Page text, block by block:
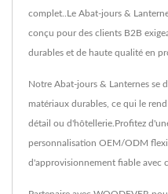
complet..Le Abat-jours &
conçu pour des clients B2B
durables et de haute qualité en
Notre Abat-jours & Lanternes se
matériaux durables, ce qui le
détail ou d'hôtellerie.Profitez
personnalisation OEM/ODM
d'approvisionnement fiable avec